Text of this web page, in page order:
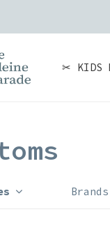
✂ KIDS
Brands